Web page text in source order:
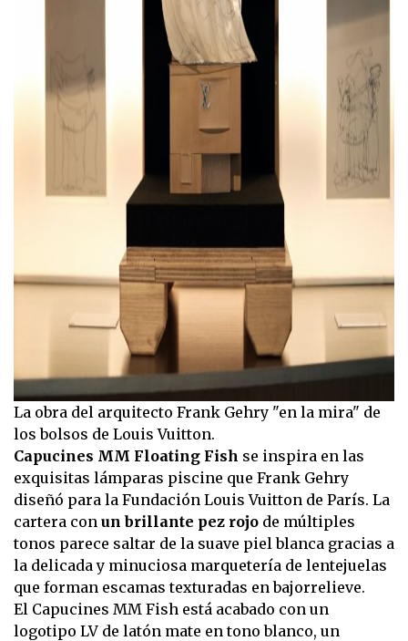
La obra del arquitecto Frank Gehry "en la mira" de
los bolsos de Louis Vuitton.
Capucines MM Floating Fish se inspira en las
exquisitas lámparas piscine que Frank Gehry
diseñó para la Fundación Louis Vuitton de París. La
cartera con un brillante pez rojo de múltiples
tonos parece saltar de la suave piel blanca gracias a
la delicada y minuciosa marquetería de lentejuelas
que forman escamas texturadas en bajorrelieve.
El Capucines MM Fish está acabado con un
logotipo LV de latón mate en tono blanco, un